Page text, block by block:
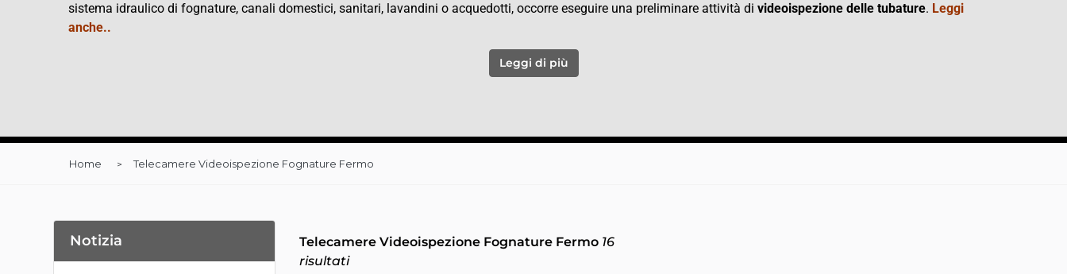
sistema idraulico di fognature, canali domestici, sanitari, lavandini o acquedotti, occorre eseguire una preliminare attività di videoispezione delle tubature. Leggi
anche..
Leggi di più
Home Telecamere Videoispezione Fognature Fermo
Notizia Telecamere Videoispezione Fognature Fermo 16
risultati